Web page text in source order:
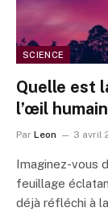
SCIENCE
Quelle est
l’œil
Par Leon 3 avril
Imaginez-vous
feuillage
déjà réfléchi à